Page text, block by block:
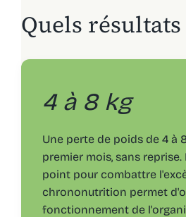
Quels
4 à 8 kg
Une perte de poids de 4 à
premier mois, sans reprise.
point pour combattre
chrononutrition permet
fonctionnement de